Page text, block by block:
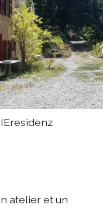
atelier et un